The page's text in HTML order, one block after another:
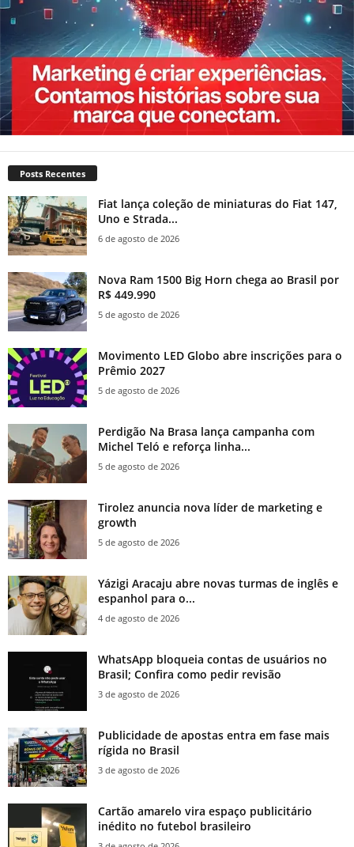
Posts Recentes
Fiat lança coleção de miniaturas do Fiat 147,
Uno e Strada...
6 de agosto de 2026
Nova Ram 1500 Big Horn chega ao Brasil por
R$ 449.990
5 de agosto de 2026
Movimento LED Globo abre inscrições para o
Prêmio 2027
5 de agosto de 2026
Perdigão Na Brasa lança campanha com
Michel Teló e reforça linha...
5 de agosto de 2026
Tirolez anuncia nova líder de marketing e
growth
5 de agosto de 2026
Yázigi Aracaju abre novas turmas de inglês e
espanhol para o...
4 de agosto de 2026
WhatsApp bloqueia contas de usuários no
Brasil; Confira como pedir revisão
3 de agosto de 2026
Publicidade de apostas entra em fase mais
rígida no Brasil
3 de agosto de 2026
Cartão amarelo vira espaço publicitário
inédito no futebol brasileiro